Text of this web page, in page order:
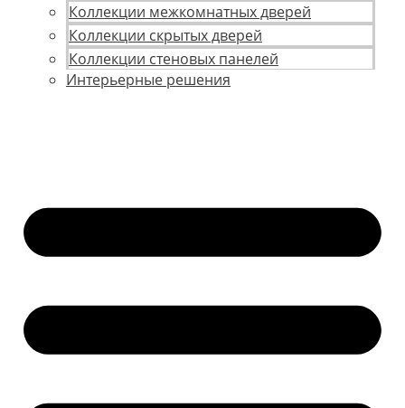
Коллекции межкомнатных дверей
Коллекции скрытых дверей
Коллекции стеновых панелей
Интерьерные решения